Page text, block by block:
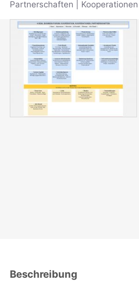
Partnerschaften | Kooperationen |
Beschreibung